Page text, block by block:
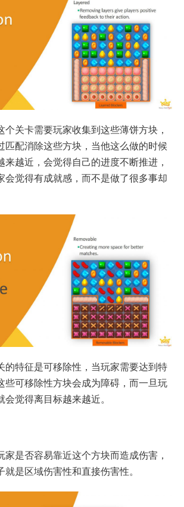
个关卡需要玩家收集到这些薄饼方块，
匹配消除这些方块，当他这么做的时候
来越近，会觉得自己的进度不断推进，
会觉得有成就感，而不是做了很多事却
的特征是可移除性，当玩家需要达到特
些可移除性方块会成为障碍，而一旦玩
觉得离目标越来越近。
家是否容易靠近这个方块而造成伤害，
是区域伤害性和直接伤害性。